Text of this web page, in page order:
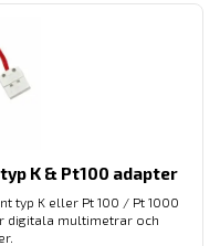
K & Pt100 adapter
typ K eller Pt 100 / Pt 1000
digitala multimetrar och